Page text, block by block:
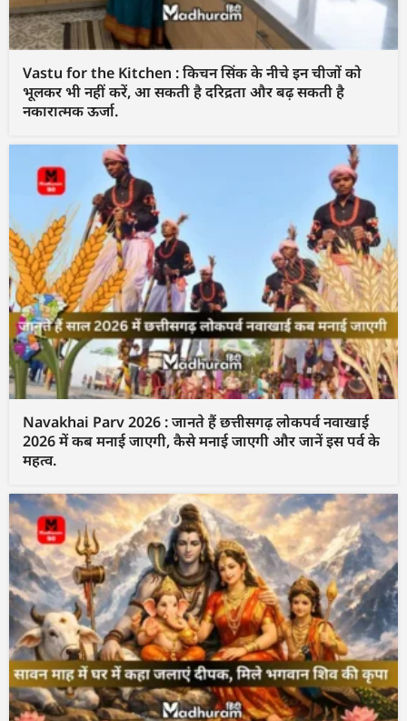
Vastu for the Kitchen : किचन सिंक के नीचे इन चीजों को
भूलकर भी नहीं करें, आ सकती है दरिद्रता और बढ़ सकती है
नकारात्मक ऊर्जा.
Navakhai Parv 2026 : जानते हैं छत्तीसगढ़ लोकपर्व नवाखाई
2026 में कब मनाई जाएगी, कैसे मनाई जाएगी और जानें इस पर्व के
महत्व.